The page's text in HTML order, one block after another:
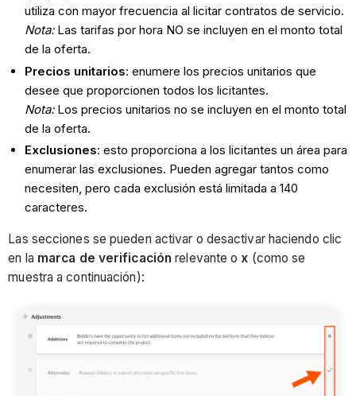
utiliza con mayor frecuencia al licitar contratos de servicio.
Nota:Las tarifas por hora NO se incluyen en el monto total
de la oferta.
Precios unitarios: enumere los precios unitarios que
desee que proporcionen todos los licitantes.
Nota:Los precios unitarios no se incluyen en el monto total
de la oferta.
Exclusiones: esto proporciona a los licitantes un área para
enumerar las exclusiones. Pueden agregar tantos como
necesiten, pero cada exclusión está limitada a 140
caracteres.
Las secciones se pueden activar o desactivar haciendo clic
en la marca de verificación relevante o x (como se
muestra a continuación):